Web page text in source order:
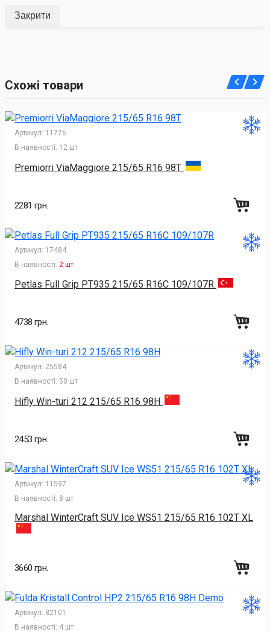
Закрити
Схожі товари
Артикул: 11776
В наявності: 12 шт
Premiorri ViaMaggiore 215/65 R16 98T
2281 грн.
Артикул: 17484
В наявності: 2 шт
Petlas Full Grip PT935 215/65 R16C 109/107R
4738 грн.
Артикул: 25584
В наявності: 50 шт
Hifly Win-turi 212 215/65 R16 98H
2453 грн.
Артикул: 11597
В наявності: 8 шт
Marshal WinterCraft SUV Ice WS51 215/65 R16 102T XL
3660 грн.
Артикул: 82101
В наявності: 4 шт